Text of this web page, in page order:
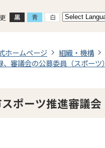
ホームページ 組織・機構
審議会の公募委員（スポーツ）
ポーツ推進審議会